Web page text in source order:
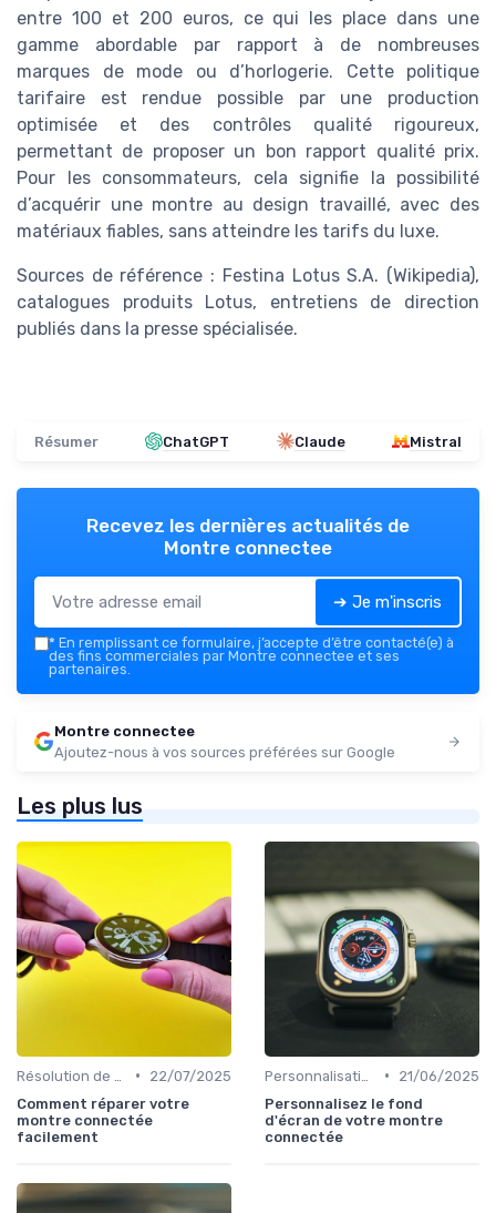
entre 100 et 200 euros, ce qui les place dans une
gamme abordable par rapport à de nombreuses
marques de mode ou d’horlogerie. Cette politique
tarifaire est rendue possible par une production
optimisée et des contrôles qualité rigoureux,
permettant de proposer un bon rapport qualité prix.
Pour les consommateurs, cela signifie la possibilité
d’acquérir une montre au design travaillé, avec des
matériaux fiables, sans atteindre les tarifs du luxe.
Sources de référence : Festina Lotus S.A. (Wikipedia),
catalogues produits Lotus, entretiens de direction
publiés dans la presse spécialisée.
Résumer ChatGPT Claude Mistral
Recevez les dernières actualités de
Montre connectee
➔ Je m'inscris
* En remplissant ce formulaire, j’accepte d’être contacté(e) à
des fins commerciales par Montre connectee et ses
partenaires.
Montre connectee
Ajoutez-nous à vos sources préférées sur Google
Les plus lus
•
22/07/2025
Comment réparer votre
montre connectée
facilement
•
21/06/2025
Personnalisez le fond
d'écran de votre montre
connectée